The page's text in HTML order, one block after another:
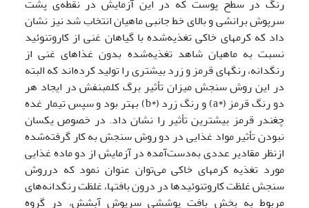
سرپوش برانشی و بالای خط جانبی ماهیان انتخاب شد نیز نشان
داد که کرمهای خاکی تغذیه‌شده با گیاهان غنی از کاروتنوئید
نسبت به ماهیان شاهد تغذیه‌شده بدون غذاهای غنی از
رنگدانه، رنگهای قرمز و زرد بیشتری را تولید کرده‌اند که البته
در این روش سنجش میزان تأثیر برگ کلم­بنفش در ایجاد هر
دو رنگ قرمز (*a) و رنگ زرد (*b) بهتر بود و سپس تیمار غده
چغندر قرمز بیشترین تأثیر را نشان داد. در خصوص یکسان
نبودن تأثیر مواد غذایی در دو روش سنجش به کار گرفته‌شده
ازنظر مقادیر عددی به‌دست‌آمده در آزمایش از دو ماده غذایی
مورد تغذیه کرمهای خاکی می‌توان عنوان نمود که درروش
سنجش غلظت کاروتنوئیدها در درون بافتها، غلظت رنگدانه‌های
مربوط به بخش بافت پوششی سرپوش آبشش، در گروه